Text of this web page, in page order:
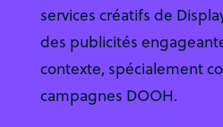
services créatifs de
des publicités
contexte, spécialement
campagnes DOOH.